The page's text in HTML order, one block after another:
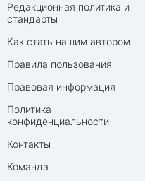
Редакционная политика и
стандарты
Как стать нашим автором
Правила пользования
Правовая информация
Политика
конфиденциальности
Контакты
Команда